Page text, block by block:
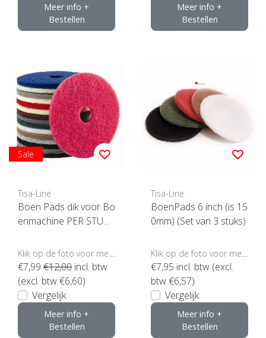
Meer info +
Bestellen
Meer info +
Bestellen
Sale
Tisa-Line
Boen Pads dik voor Bo
enmachine PER STUK
kleuren)
€7,99 €12,00 incl. btw
(excl. btw €6,60)
Vergelijk
Meer info +
Bestellen
Tisa-Line
BoenPads 6 inch (is 15
0mm) (Set van 3 stuks)
€7,95 incl. btw (excl.
btw €6,57)
Vergelijk
Meer info +
Bestellen